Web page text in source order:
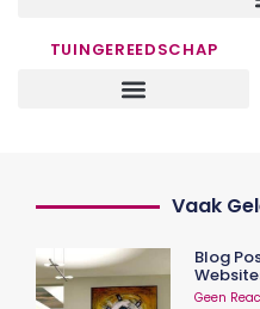
TUINGEREEDSCHAP
Vaak
Blog
Geen